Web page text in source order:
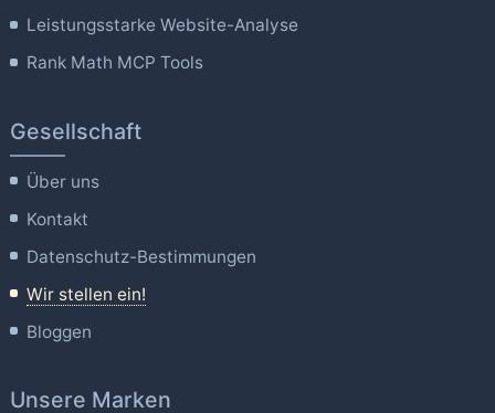
Leistungsstarke Website-Analyse
Rank Math MCP Tools
Gesellschaft
Über uns
Kontakt
Datenschutz-Bestimmungen
Wir stellen ein!
Bloggen
Unsere Marken